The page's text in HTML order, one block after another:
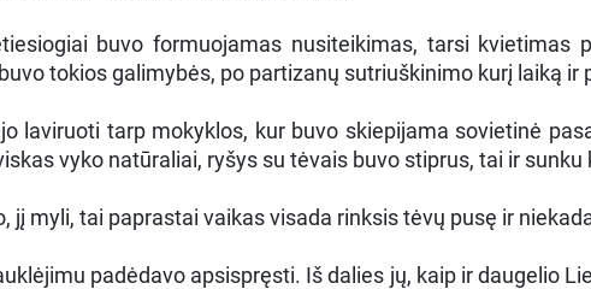
buvo formuojamas nusiteikimas, tarsi kvietimas
tokios galimybės, po partizanų sutriuškinimo kurį laiką ir
laviruoti tarp mokyklos, kur buvo skiepijama sovietinė
vyko natūraliai, ryšys su tėvais buvo stiprus, tai ir sunku
jį myli, tai paprastai vaikas visada rinksis tėvų pusę ir
padėdavo apsispręsti. Iš dalies jų, kaip ir daugelio